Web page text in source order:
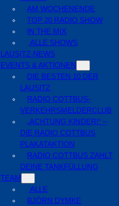
AM WOCHENENDE
TOP 20 RADIO SHOW
IN THE MIX
ALLE SHOWS
LAUSITZ-NEWS
EVENTS & AKTIONEN
DIE BESTEN 10 DER
LAUSITZ
RADIO COTTBUS-
VERKEHRSMELDERCLUB
„ACHTUNG KINDER!“ –
DIE RADIO COTTBUS
PLAKATAKTION
RADIO COTTBUS ZAHLT
DEINE TANKFÜLLUNG
TEAM
ALLE
BJÖRN DYMKE